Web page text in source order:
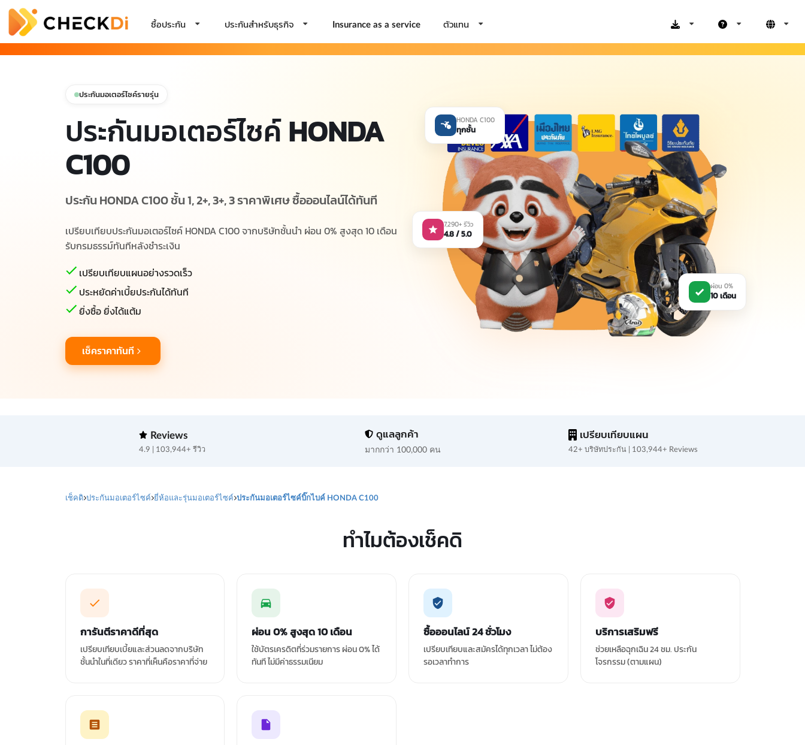
ซื้อประกัน ประกันสำหรับธุรกิจ Insurance as a service ตัวแทน
ประกันมอเตอร์ไซค์รายรุ่น
ประกันมอเตอร์ไซค์HONDA
C100
ประกัน HONDA C100 ชั้น 1, 2+, 3+, 3 ราคาพิเศษ ซื้อออนไลน์ได้ทันที
เปรียบเทียบประกันมอเตอร์ไซค์ HONDA C100 จากบริษัทชั้นนำ ผ่อน 0% สูงสุด 10 เดือน
รับกรมธรรม์ทันทีหลังชำระเงิน
เปรียบเทียบแผนอย่างรวดเร็ว
ประหยัดค่าเบี้ยประกันได้ทันที
ยิ่งซื้อ ยิ่งได้แต้ม
เช็คราคาทันที
HONDA C100
ทุกชั้น
ผ่อน 0%
10 เดือน
7,290+ รีวิว
4.8 / 5.0
Reviews
4.9 | 103,944+ รีวิว
ดูแลลูกค้า
มากกว่า 100,000 คน
เปรียบเทียบแผน
42+ บริษัทประกัน | 103,944+ Reviews
เช็คดิ ประกันมอเตอร์ไซค์ ยี่ห้อและรุ่นมอเตอร์ไซค์ ประกันมอเตอร์ไซค์บิ๊กไบค์ HONDA C100
ทำไมต้องเช็คดิ
การันตีราคาดีที่สุด
เปรียบเทียบเบี้ยและส่วนลดจากบริษัท
ชั้นนำในที่เดียว ราคาที่เห็นคือราคาที่จ่าย
ผ่อน 0% สูงสุด 10 เดือน
ใช้บัตรเครดิตที่ร่วมรายการ ผ่อน 0% ได้
ทันที ไม่มีค่าธรรมเนียม
ซื้อออนไลน์ 24 ชั่วโมง
เปรียบเทียบและสมัครได้ทุกเวลา ไม่ต้อง
รอเวลาทำการ
บริการเสริมฟรี
ช่วยเหลือฉุกเฉิน 24 ชม. ประกัน
โจรกรรม (ตามแผน)